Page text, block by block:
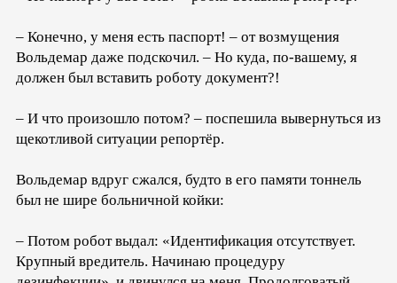
– Конечно, у меня есть паспорт! – от возмущения
Вольдемар даже подскочил. – Но куда, по-вашему, я
должен был вставить роботу документ?!
– И что произошло потом? – поспешила вывернуться из
щекотливой ситуации репортёр.
Вольдемар вдруг сжался, будто в его памяти тоннель
был не шире больничной койки:
– Потом робот выдал: «Идентификация отсутствует.
Крупный вредитель. Начинаю процедуру